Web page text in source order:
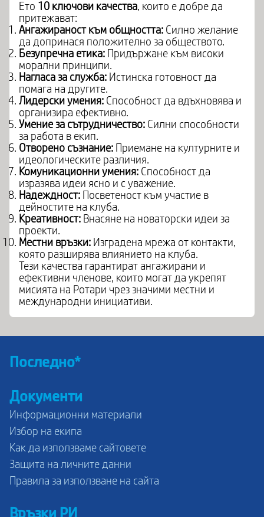
Ето 10 ключови качества, които е добре да
притежават:
Ангажираност към общността: Силно желание
да допринася положително за обществото.
Безупречна етика: Придържане към високи
морални принципи.
Нагласа за служба: Истинска готовност да
помага на другите.
Лидерски умения: Способност да вдъхновява и
организира ефективно.
Умение за сътрудничество: Силни способности
за работа в екип.
Отворено съзнание: Приемане на културните и
идеологическите различия.
Комуникационни умения: Способност да
изразява идеи ясно и с уважение.
Надеждност: Посветеност към участие в
дейностите на клуба.
Креативност: Внасяне на новаторски идеи за
проекти.
Местни връзки: Изградена мрежа от контакти,
която разширява влиянието на клуба.
Тези качества гарантират ангажирани и
ефективни членове, които могат да укрепят
мисията на Ротари чрез значими местни и
международни инициативи.
Последно*
Документи
Информационни материали
Избор на екипа
Как да използваме сайтовете
Защита на личните данни
Правила за използване на сайта
Връзки РИ